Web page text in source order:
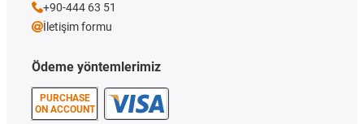
Ödeme yöntemlerimiz
PURCHASE
ON ACCOUNT
+90-444 63 51
İletişim formu